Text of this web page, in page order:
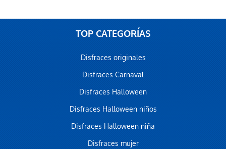
TOP CATEGORÍAS
Disfraces originales
Disfraces Carnaval
Disfraces Halloween
Disfraces Halloween niños
Disfraces Halloween niña
Disfraces mujer